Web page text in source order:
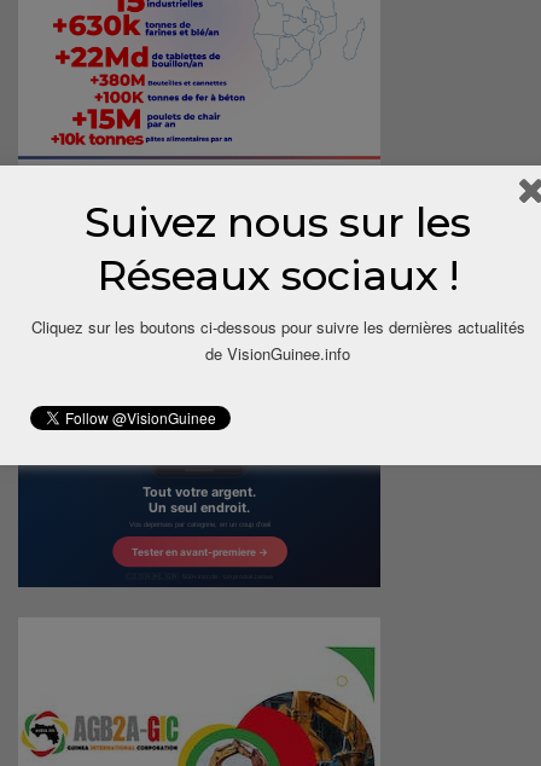
Suivez nous sur les
Réseaux sociaux !
Cliquez sur les boutons ci-dessous pour suivre les dernières actualités
de VisionGuinee.info